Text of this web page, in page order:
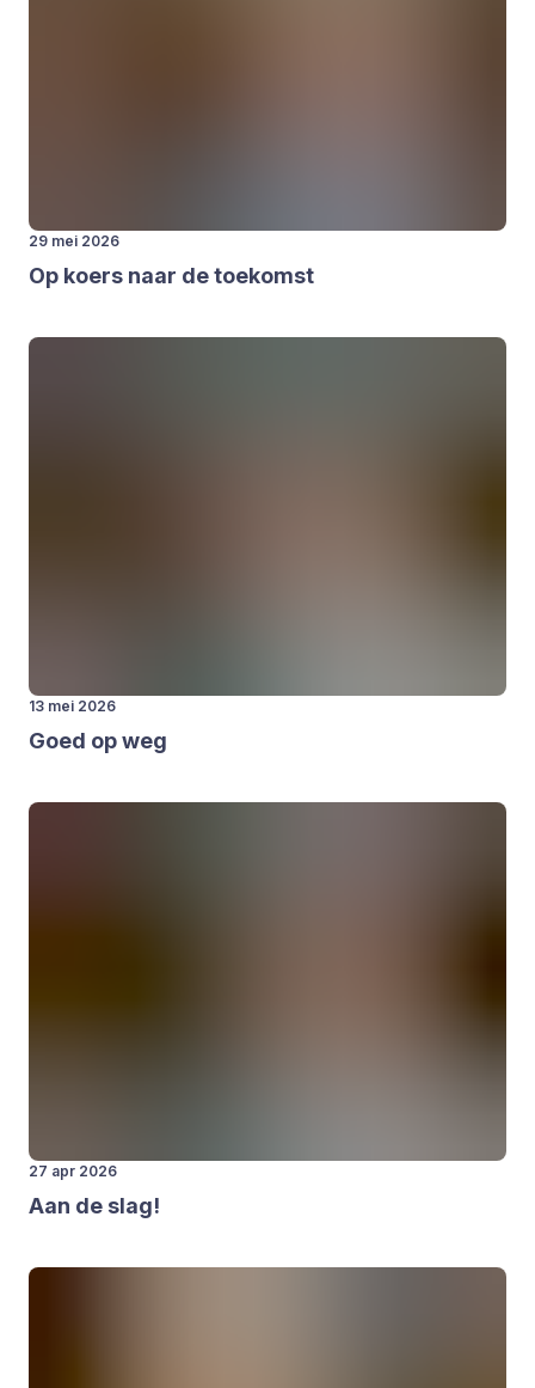
29 mei 2026
Op koers naar de toe­komst
13 mei 2026
Goed op weg
27 apr 2026
Aan de slag!